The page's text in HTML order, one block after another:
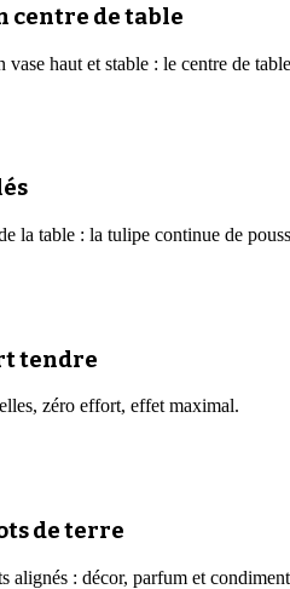
centre de table
haut et stable : le centre de
la table : la tulipe continue de
tendre
zéro effort, effet maximal.
de terre
alignés : décor, parfum et